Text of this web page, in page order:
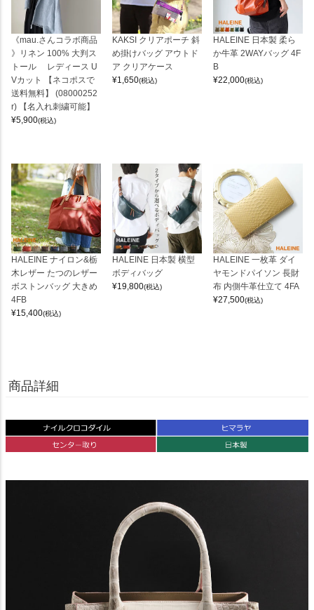
《mau.さんコラボ商品
》リネン 100% 大判ス
トール レディース U
Vカット 【ネコポスで
送料無料】 (08000252
r) 【名入れ刺繍可能】
¥5,900(税込)
KAKSI クリアポーチ 斜
め掛けバッグ アウトド
ア クリアケース
¥1,650(税込)
HALEINE 日本製 柔ら
か牛革 2WAYバッグ 4F
B
¥22,000(税込)
HALEINE ナイロン&栃
木レザー たつのレザー
ボストンバッグ 大きめ
4FB
¥15,400(税込)
HALEINE 日本製 横型
ボディバッグ
¥19,800(税込)
HALEINE 一枚革 ダイ
ヤモンドパイソン 長財
布 内側牛革仕立て 4FA
¥27,500(税込)
商品詳細